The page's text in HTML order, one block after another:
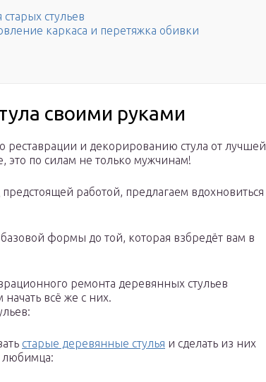
стульев
каркаса и перетяжка обивки
своими руками
реставрации и декорированию стула от лучшей
это по силам не только мужчинам!
работой, предлагаем вдохновиться
формы до той, которая взбредёт вам в
ремонта деревянных стульев
всё же с них.
старые деревянные стулья и сделать из них
любимца: